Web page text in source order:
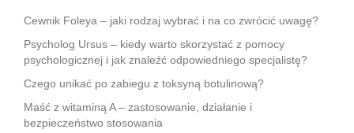
Cewnik Foleya – jaki rodzaj wybrać i na co zwrócić uwagę?
Psycholog Ursus – kiedy warto skorzystać z pomocy
psychologicznej i jak znaleźć odpowiedniego specjalistę?
Czego unikać po zabiegu z toksyną botulinową?
Maść z witaminą A – zastosowanie, działanie i
bezpieczeństwo stosowania